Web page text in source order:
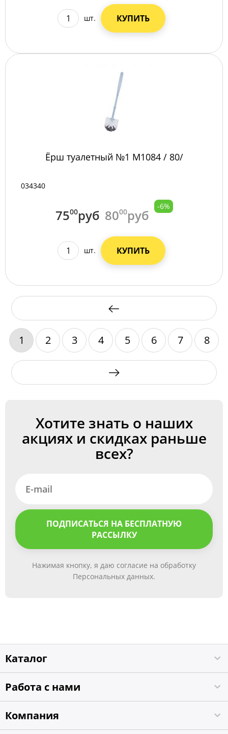
шт. КУПИТЬ
Ёрш туалетный №1 М1084 / 80/
034340
7500руб 8000руб
-6%
шт. КУПИТЬ
1 2 3 4 5 6 7 8
Хотите знать о наших
акциях и скидках раньше
всех?
ПОДПИСАТЬСЯ НА БЕСПЛАТНУЮ
РАССЫЛКУ
Нажимая кнопку, я даю согласие на обработку
Персональных данных.
Каталог
Работа с нами
Компания